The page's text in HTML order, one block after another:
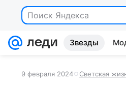
Поиск Яндекса
Звезды
9 февраля 2024 Светская